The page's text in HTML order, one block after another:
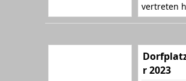
vertreten
r 2023